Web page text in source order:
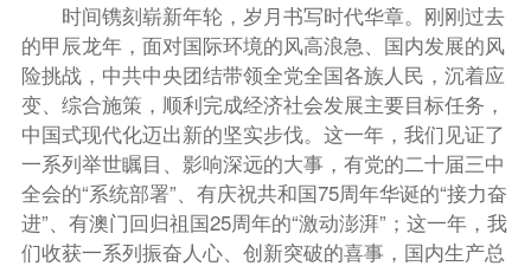
时间镌刻崭新年轮，岁月书写时代华章。刚刚过去
的甲辰龙年，面对国际环境的风高浪急、国内发展的风
险挑战，中共中央团结带领全党全国各族人民，沉着应
变、综合施策，顺利完成经济社会发展主要目标任务，
中国式现代化迈出新的坚实步伐。这一年，我们见证了
一系列举世瞩目、影响深远的大事，有党的二十届三中
全会的“系统部署”、有庆祝共和国75周年华诞的“接力奋
进”、有澳门回归祖国25周年的“激动澎湃”；这一年，我
们收获一系列振奋人心、创新突破的喜事，国内生产总